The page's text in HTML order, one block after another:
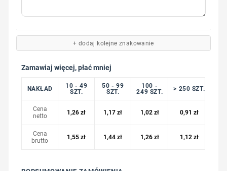
+ dodaj kolejne znakowanie
Zamawiaj więcej, płać mniej
NAKŁAD
10 - 49
SZT.
50 - 99
SZT.
100 -
249 SZT.
> 250 SZT.
Cena
netto
1,26zł 1,17zł 1,02 zł 0,91 zł
Cena
brutto
1,55zł 1,44zł 1,26 zł 1,12 zł